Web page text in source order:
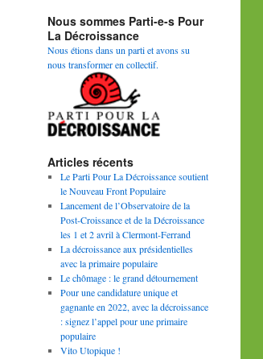
Nous sommes Parti-e-s Pour
La Décroissance
Nous étions dans un parti et avons su
nous transformer en collectif.
Articles récents
Le Parti Pour La Décroissance soutient
le Nouveau Front Populaire
Lancement de l’Observatoire de la
Post-Croissance et de la Décroissance
les 1 et 2 avril à Clermont-Ferrand
La décroissance aux présidentielles
avec la primaire populaire
Le chômage : le grand détournement
Pour une candidature unique et
gagnante en 2022, avec la décroissance
: signez l’appel pour une primaire
populaire
Vito Utopique !